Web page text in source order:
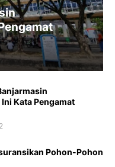
Kata Pengamat
Pohon-Pohon